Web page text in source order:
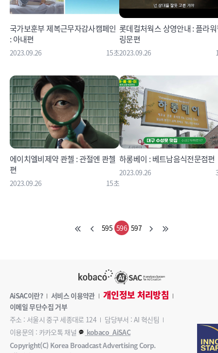
국가보훈부 제복근무자감사캠페인
: 아내편
2023.09.26 15초
롯데컬처웍스 상영안내 : 플라
링문편
2023.09.26
에이치엘비제약 콴첼 : 관절엔 콴첼
편
2023.09.26 15초
하롱베이 : 베트남음식전문점편
2023.09.26
595 596 597
AiSAC이란? 서비스 이용약관 개인정보 처리방침
이메일 무단수집 거부
주소 : 서울시 중구 세종대로 124
담당부서 : AI 혁신팀
이용문의 : 카카오톡 채널
kobaco_AiSAC
Copyright(C) Korea Broadcast Advertising Corp.